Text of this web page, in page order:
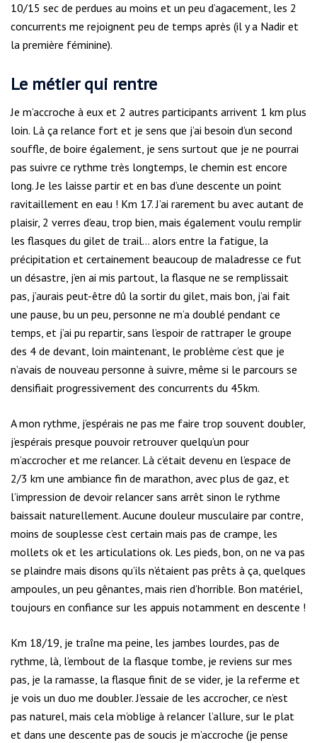
10/15 sec de perdues au moins et un peu d’agacement, les 2
concurrents me rejoignent peu de temps après (il y a Nadir et
la première féminine).
Le métier qui rentre
Je m’accroche à eux et 2 autres participants arrivent 1 km plus
loin. Là ça relance fort et je sens que j’ai besoin d’un second
souffle, de boire également, je sens surtout que je ne pourrai
pas suivre ce rythme très longtemps, le chemin est encore
long. Je les laisse partir et en bas d’une descente un point
ravitaillement en eau ! Km 17. J’ai rarement bu avec autant de
plaisir, 2 verres d’eau, trop bien, mais également voulu remplir
les flasques du gilet de trail… alors entre la fatigue, la
précipitation et certainement beaucoup de maladresse ce fut
un désastre, j’en ai mis partout, la flasque ne se remplissait
pas, j’aurais peut-être dû la sortir du gilet, mais bon, j’ai fait
une pause, bu un peu, personne ne m’a doublé pendant ce
temps, et j’ai pu repartir, sans l’espoir de rattraper le groupe
des 4 de devant, loin maintenant, le problème c’est que je
n’avais de nouveau personne à suivre, même si le parcours se
densifiait progressivement des concurrents du 45km.
A mon rythme, j’espérais ne pas me faire trop souvent doubler,
j’espérais presque pouvoir retrouver quelqu’un pour
m’accrocher et me relancer. Là c’était devenu en l’espace de
2/3 km une ambiance fin de marathon, avec plus de gaz, et
l’impression de devoir relancer sans arrêt sinon le rythme
baissait naturellement. Aucune douleur musculaire par contre,
moins de souplesse c’est certain mais pas de crampe, les
mollets ok et les articulations ok. Les pieds, bon, on ne va pas
se plaindre mais disons qu’ils n’étaient pas prêts à ça, quelques
ampoules, un peu gênantes, mais rien d’horrible. Bon matériel,
toujours en confiance sur les appuis notamment en descente !
Km 18/19, je traîne ma peine, les jambes lourdes, pas de
rythme, là, l’embout de la flasque tombe, je reviens sur mes
pas, je la ramasse, la flasque finit de se vider, je la referme et
je vois un duo me doubler. J’essaie de les accrocher, ce n’est
pas naturel, mais cela m’oblige à relancer l’allure, sur le plat
et dans une descente pas de soucis je m’accroche (je pense